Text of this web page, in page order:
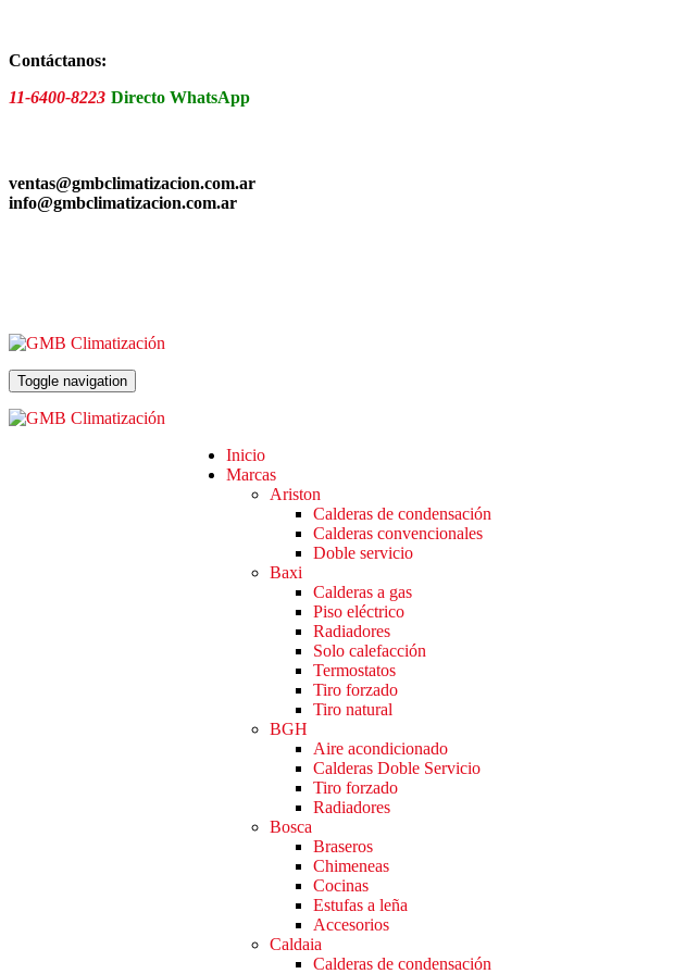
the
Contáctanos:
11-6400-8223 Directo WhatsApp
ventas@gmbclimatizacion.com.ar
info@gmbclimatizacion.com.ar
Toggle navigation
Inicio
Marcas
Ariston
Calderas de condensación
Calderas convencionales
Doble servicio
Baxi
Calderas a gas
Piso eléctrico
Radiadores
Solo calefacción
Termostatos
Tiro forzado
Tiro natural
BGH
Aire acondicionado
Calderas Doble Servicio
Tiro forzado
Radiadores
Bosca
Braseros
Chimeneas
Cocinas
Estufas a leña
Accesorios
Caldaia
Calderas de condensación